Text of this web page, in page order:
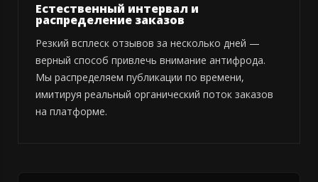
Естественный интервал и
распределение заказов
Резкий всплеск отзывов за несколько дней —
верный способ привлечь внимание антифрода.
Мы распределяем публикации по времени,
имитируя реальный органический поток заказов
на платформе.